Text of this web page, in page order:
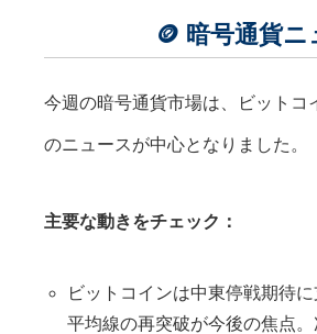
🪙 暗号通貨ニ
今週の暗号通貨市場は、ビットコ
のニュースが中心となりました。
主要な動きをチェック：
ビットコインは中東停戦期待
平均線の再突破が今後の焦点